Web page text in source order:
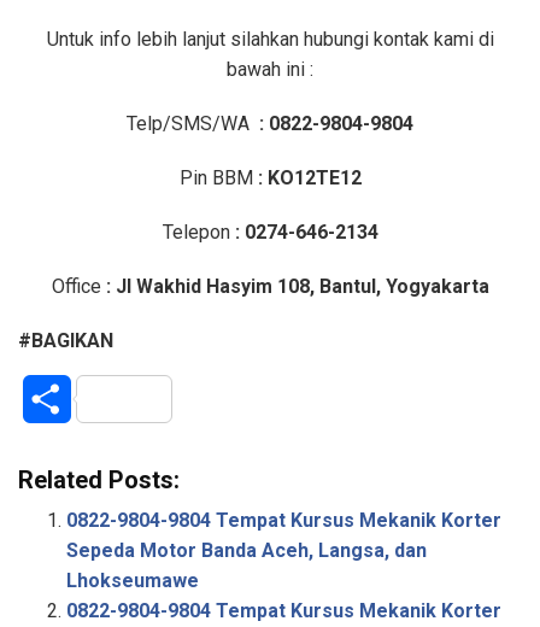
Untuk info lebih lanjut silahkan hubungi kontak kami di
bawah ini :
Telp/SMS/WA : 0822-9804-9804
Pin BBM: KO12TE12
Telepon : 0274-646-2134
Office : Jl Wakhid Hasyim 108, Bantul, Yogyakarta
#BAGIKAN
S
a
r
e
Related Posts:
0822-9804-9804 Tempat Kursus Mekanik Korter
Sepeda Motor Banda Aceh, Langsa, dan
Lhokseumawe
0822-9804-9804 Tempat Kursus Mekanik Korter